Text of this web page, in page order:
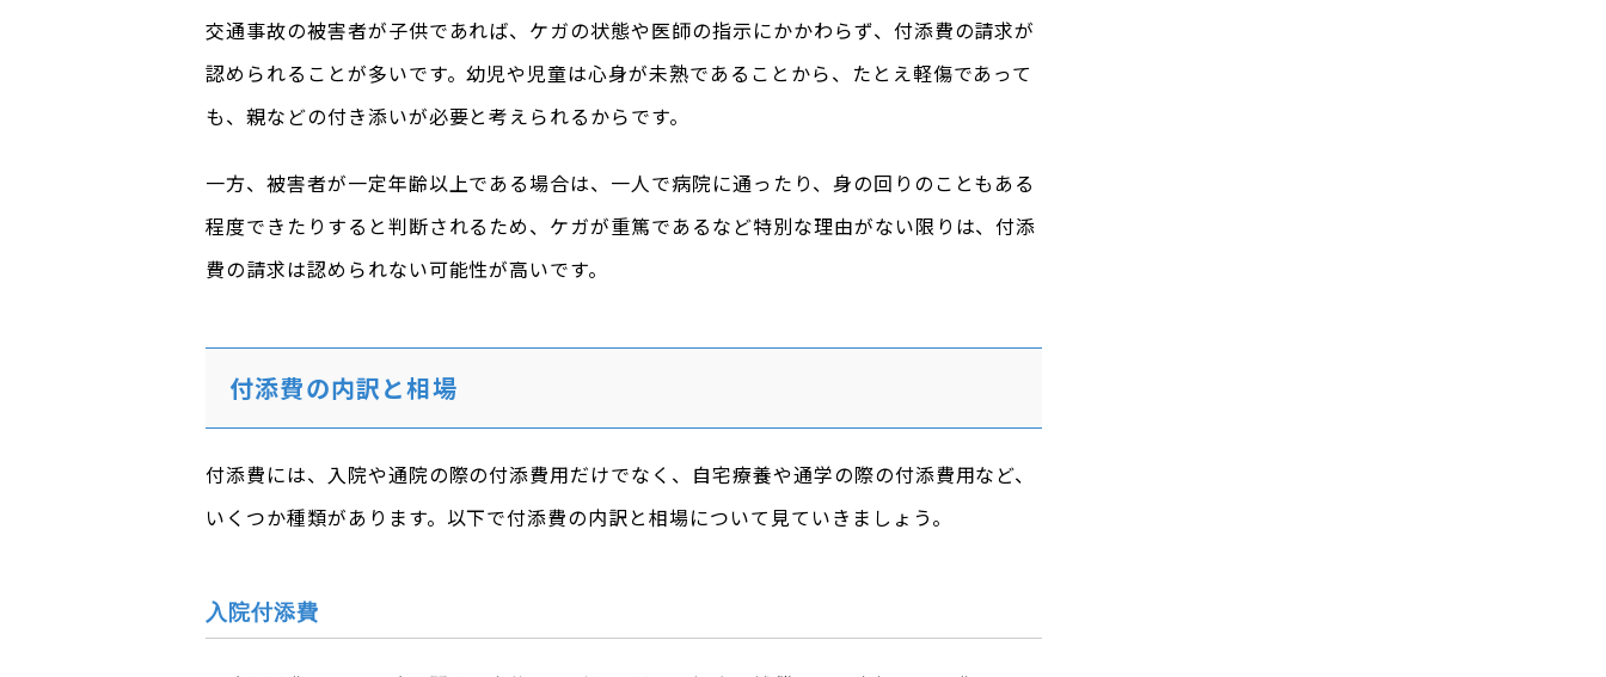
交通事故の被害者が子供であれば、ケガの状態や医師の指示にかかわらず、付添費の請求が
認められることが多いです。幼児や児童は心身が未熟であることから、たとえ軽傷であって
も、親などの付き添いが必要と考えられるからです。
一方、被害者が一定年齢以上である場合は、一人で病院に通ったり、身の回りのこともある
程度できたりすると判断されるため、ケガが重篤であるなど特別な理由がない限りは、付添
費の請求は認められない可能性が高いです。
付添費の内訳と相場
付添費には、入院や通院の際の付添費用だけでなく、自宅療養や通学の際の付添費用など、
いくつか種類があります。以下で付添費の内訳と相場について見ていきましょう。
入院付添費